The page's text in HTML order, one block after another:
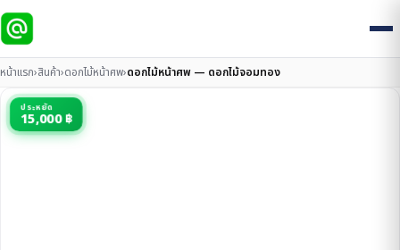
หน้าแรก›สินค้า›ดอกไม้หน้าศพ›ดอกไม้หน้าศพ — ดอกไม้จอมทอง
ประหยัด
15,000 ฿